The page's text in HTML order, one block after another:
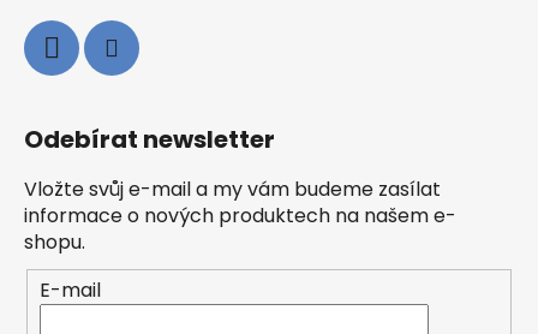
Odebírat newsletter
Vložte svůj e-mail a my vám budeme zasílat
informace o nových produktech na našem e-
shopu.
E-mail